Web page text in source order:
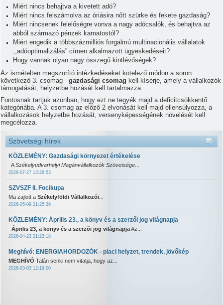
Miért nincs behajtva a kivetett adó?
Miért nincs felszámolva az óriásira nőtt szürke és fekete gazdaság?
Miért nincsenek felelőségre vonva a nagy adócsalók, és behajtva az
abból származó pénzek kamatostól?
Miért engedik a többszázmilliós forgalmú multinacionális vállalatok
,,adóoptimalizálás” címen alkalmazott ügyeskedéseit?
Hogy vannak olyan nagy összegű kintlévőségek?
Az ismételten megszorító intézkedéseket kötelező módon a soron
következő 3. csomag - gazdasági csomag kell kísérje, amely a vállalkozók
támogatását, helyzetbe hozását kell tartalmazza.
Fontosnak tartjuk azonban, hogy ezt ne tegyék majd a deficitcsökkentő
kategóriába. A 3. csomag az előző 2 elvonását kell majd ellensúlyozza, a
vállalkozások helyzetbe hozását, versenyképességének növelését kell
megcélozza.
Szövetségi hírek
KÖZLEMÉNY: Gazdasági környezet értékelése
ASzékelyudvarhelyi Magánvállalkozók Szövetsége
2026-07-27 13:26:53
SZVSZF II. Focikupa
Ma zajlott a Székelyföldi Vállalkozói
2026-05-09 21:25:39
KÖZLEMÉNY: Április 23., a könyv és a szerzői jog világnapja
Április 23, a könyv és a szerzői jog világnapjaAz...
2026-04-23 21:23:18
Meghívó: ENERGIAHORDOZÓK - piaci helyzet, trendek, jövőkép
MEGHÍVÓ Talán senki nem vitatja, hogy az...
2026-03-03 12:19:00